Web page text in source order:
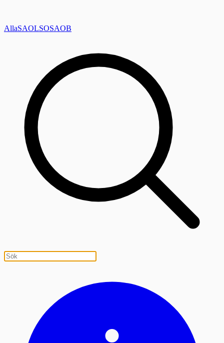
AllaSAOLSOSAOB